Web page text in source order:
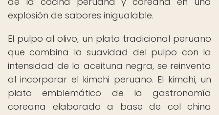
explosión de sabores inigualable.
El pulpo al olivo, un plato tradicional peruano
que combina la suavidad del pulpo con la
intensidad de la aceituna negra, se reinventa
al incorporar el kimchi peruano. El kimchi, un
plato emblemático de la gastronomía
coreana elaborado a base de col china